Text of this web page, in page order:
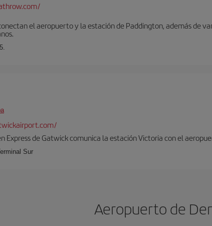
el aeropuerto y la estación de Paddington, además de
Express de Gatwick comunica la estación Victoria con el
Sur
Aeropuerto de